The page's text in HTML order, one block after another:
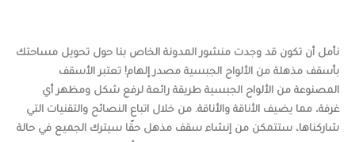
نأمل أن تكون قد وجدت منشور المدونة الخاص بنا حول تحويل مساحتك
بأسقف مذهلة من الألواح الجبسية مصدر إلهام! تعتبر الأسقف
المصنوعة من الألواح الجبسية طريقة رائعة لرفع شكل ومظهر أي
غرفة، مما يضيف الأناقة والأناقة. من خلال اتباع النصائح والتقنيات التي
شاركناها، ستتمكن من إنشاء سقف مذهل حقًا سيترك الجميع في حالة